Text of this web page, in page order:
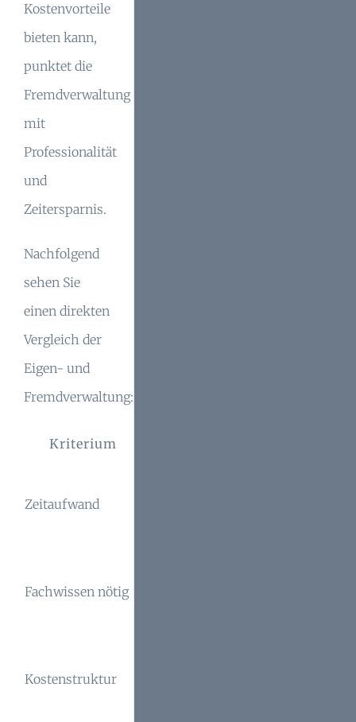
Kostenvorteile
bieten kann,
punktet die
Fremdverwaltung
mit
Professionalität
und
Zeitersparnis.
Nachfolgend
sehen Sie
einen direkten
Vergleich der
Eigen- und
Fremdverwaltung:
Kriterium
Zeitaufwand
Fachwissen nötig
Kostenstruktur